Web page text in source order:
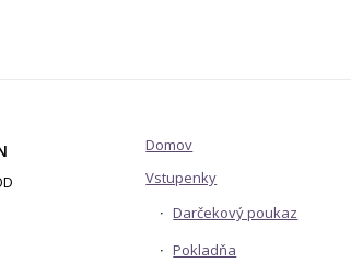
Domov
Vstupenky
Darčekový poukaz
Pokladňa